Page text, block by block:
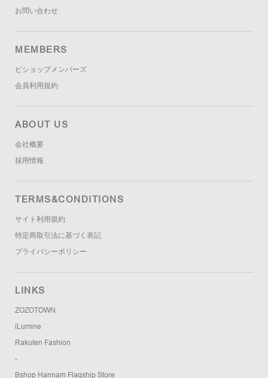
お問い合わせ
MEMBERS
ビショップメンバーズ
会員利用規約
ABOUT US
会社概要
採用情報
TERMS&CONDITIONS
サイト利用規約
特定商取引法に基づく表記
プライバシーポリシー
LINKS
ZOZOTOWN
iLumine
Rakuten Fashion
-
Bshop Hannam Flagship Store